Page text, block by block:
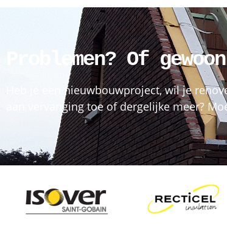
Problemen? Of
Heb je een nieuwbouwproject, wil je
aan vervanging toe of dergelijke meer?